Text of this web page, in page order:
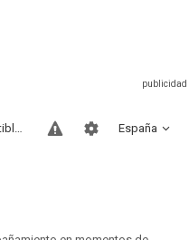
España
Sitios compatibles